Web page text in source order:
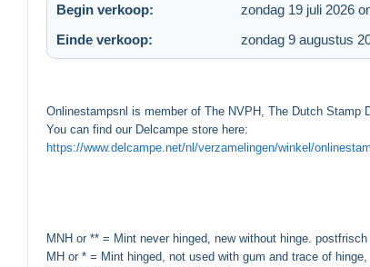
Begin verkoop: zondag 19 juli 2026
Einde verkoop:
zondag 9 augustus
Onlinestampsnl is member of The NVPH, The Dutch
You can find our Delcampe store here:
https://www.delcampe.net/nl/verzamelingen/winkel/
MNH or ** = Mint never hinged, new without hinge. postfrisch
MH or * = Mint hinged, not used with gum and trace of